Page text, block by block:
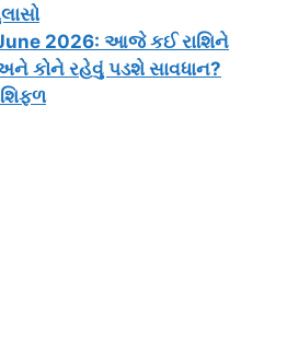
2026: આજે કઈ રાશિને
કોને રહેવું પડશે સાવધાન?